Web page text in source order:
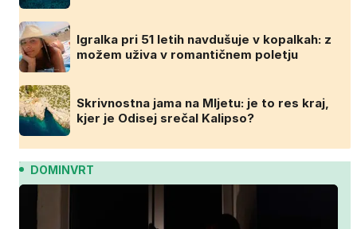
Igralka pri 51 letih navdušuje v kopalkah: z
možem uživa v romantičnem poletju
Skrivnostna jama na Mljetu: je to res kraj,
kjer je Odisej srečal Kalipso?
DOMINVRT